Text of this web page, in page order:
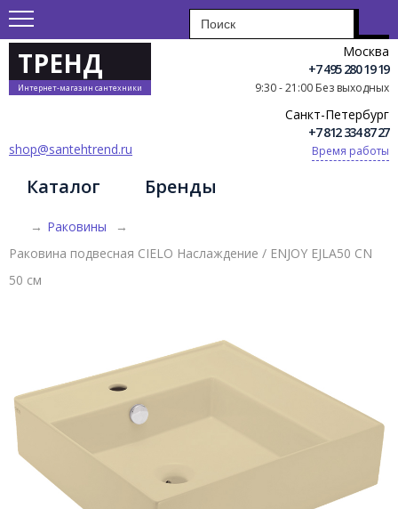
ТРЕНД
Интернет-магазин сантехники
Москва
+7 495 280 19 19
9:30 - 21:00 Без выходных
Санкт-Петербург
+7 812 334 87 27
Время работы
shop@santehtrend.ru
Каталог Бренды
→ Раковины
→
Раковина подвесная CIELO Наслаждение / ENJOY EJLA50 CN
50 см